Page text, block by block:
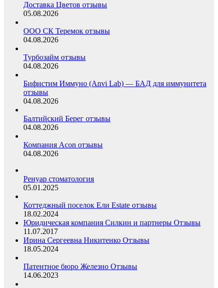
Доставка Цветов отзывы
05.08.2026
ООО СК Теремок отзывы
04.08.2026
Турбозайм отзывы
04.08.2026
Бифистим Иммуно (Anvi Lab) — БАД для иммунитета
отзывы
04.08.2026
Балтийский Берег отзывы
04.08.2026
Компания Acon отзывы
04.08.2026
Ренуар стоматология
05.01.2025
Коттеджный поселок Ели Estate отзывы
18.02.2024
Юридическая компания Силкин и партнеры Отзывы
11.07.2017
Ирина Сергеевна Никитенко Отзывы
18.05.2024
Патентное бюро Железно Отзывы
14.06.2023